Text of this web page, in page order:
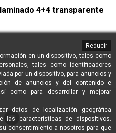
en un dispositivo, tales como
tales como identificadores
por un dispositivo, para anuncios y
de anuncios y del contenido e
como para desarrollar y mejorar
datos de localización geográfica
las características de dispositivos.
consentimiento a nosotros para que
Reducir
4+4 transparente